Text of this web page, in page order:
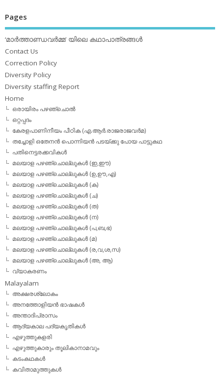
Pages
‘മാര്‍ത്താണ്ഡവര്‍മ്മ’ യിലെ കഥാപാത്രങ്ങള്‍
Contact Us
Correction Policy
Diversity Policy
Diversity staffing Report
Home
ഒരായിരം പഴഞ്ചൊല്‍
ഒറ്റപ്പദം
കേരളപാണിനീയം പീഠിക (എ.ആര്‍.രാജരാജവര്‍മ)
തച്ചോളി ഒതേനൻ പൊന്നിയൻ പടയ്‌ക്കു പോയ പാട്ടുകഥ
പതിനെട്ടരക്കവികള്‍
മലയാള പഴഞ്ചൊല്ലുകള്‍ (ഇ,ഈ)
മലയാള പഴഞ്ചൊല്ലുകള്‍ (ഉ,ഊ,എ)
മലയാള പഴഞ്ചൊല്ലുകള്‍ (ക)
മലയാള പഴഞ്ചൊല്ലുകള്‍ (ച)
മലയാള പഴഞ്ചൊല്ലുകള്‍ (ത)
മലയാള പഴഞ്ചൊല്ലുകള്‍ (ന)
മലയാള പഴഞ്ചൊല്ലുകള്‍ (പ,ബ,ഭ)
മലയാള പഴഞ്ചൊല്ലുകള്‍ (മ)
മലയാള പഴഞ്ചൊല്ലുകള്‍ (ര,വ,ശ,സ)
മലയാള പഴഞ്ചൊല്ലുകൾ (അ, ആ)
വ്യാകരണം
Malayalam
അക്ഷരശ്ലോകം
അനത്തോളിയന്‍ ഭാഷകള്‍
അന്താദിപ്രാസം
ആദ്യകാല പദ്യകൃതികള്‍
എഴുത്തുകളരി
എഴുത്തുകാരും തൂലികാനാമവും
കടംകഥകള്‍
കവിതാമുത്തുകള്‍